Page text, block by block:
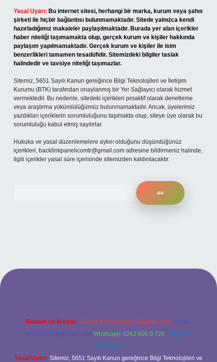
Yasal Uyarı: Bu internet sitesi, herhangi bir marka, kurum veya şahıs
şirketi ile hiçbir bağlantısı bulunmamaktadır. Sitede yalnızca kendi
hazırladığımız makaleler paylaşılmaktadır. Burada yer alan içerikler
haber niteliği taşımamakta olup, gerçek kurum ve kişiler hakkında
paylaşım yapılmamaktadır. Gerçek kurum ve kişiler ile isim
benzerlikleri tamamen tesadüfidir. Sitemizdeki bilgiler taslak
halindedir ve tavsiye niteliği taşımazlar.
Sitemiz, 5651 Sayılı Kanun gereğince Bilgi Teknolojileri ve İletişim
Kurumu (BTK) tarafından onaylanmış bir Yer Sağlayıcı olarak hizmet
vermektedir. Bu nedenle, sitedeki içerikleri proaktif olarak denetleme
veya araştırma yükümlülüğümüz bulunmamaktadır. Ancak, üyelerimiz
yazdıkları içeriklerin sorumluluğunu taşımakta olup, siteye üye olarak bu
sorumluluğu kabul etmiş sayılırlar.
Hukuka ve yasal düzenlemelere aykırı olduğunu düşündüğünüz
içerikleri, backlinkpanelicomtr@gmail.com adresine bildirmeniz halinde,
ilgili içerikler yasal süre içerisinde sitemizden kaldırılacaktır.
Reklam ve İletişim: E-mail: backlinkpaneli@gmail.com Teams:
forumhizmeti@gmail.com Whatsapp: 0262 606 0 726 Telegram:
@karabul
Yasal Uyarı: Sitemiz, 5651 Sayılı Kanun gereğince Bilgi Teknolojileri ve